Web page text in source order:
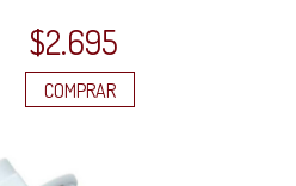
$2.695
COMPRAR